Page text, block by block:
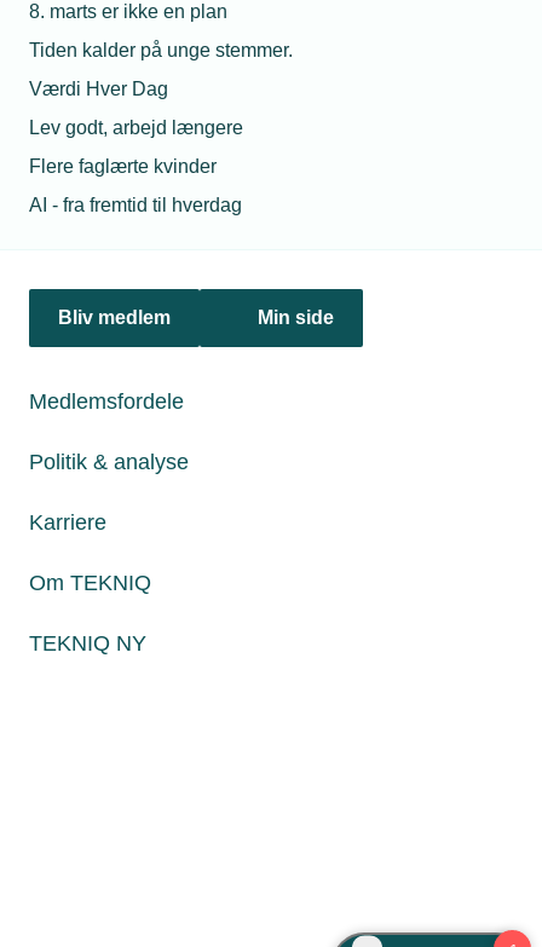
8. marts er ikke en plan
Tiden kalder på unge stemmer.
Værdi Hver Dag
Lev godt, arbejd længere
Flere faglærte kvinder
AI - fra fremtid til hverdag
Bliv medlem Min side
Medlemsfordele
Politik & analyse
Karriere
Om TEKNIQ
TEKNIQ NY
Politik & analyse
jura@tekniq.dk
tekniq@tekniq.dk
Fredag fra kl. 8:00 til 15:00
Paul Bergsøes Vej 6, 2600 Glostrup